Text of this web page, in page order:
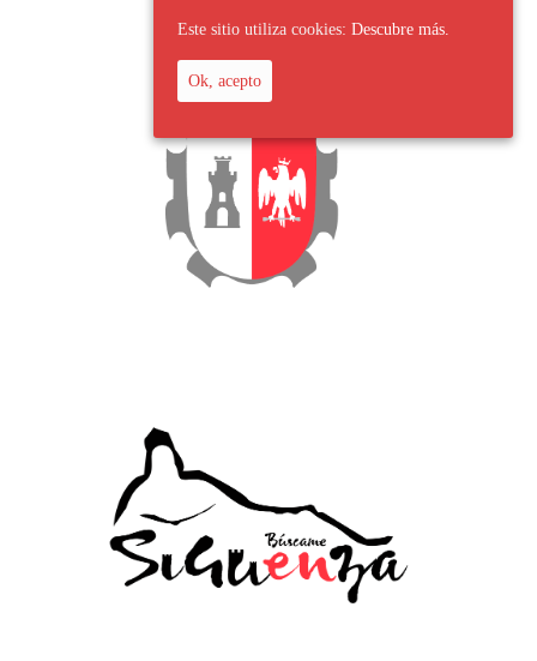
Este sitio utiliza cookies: Descubre más.
Ok, acepto